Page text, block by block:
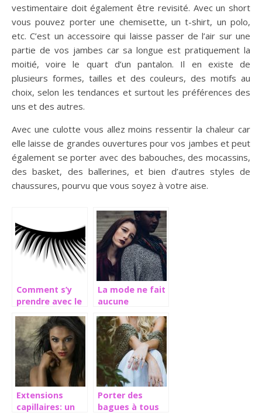
vestimentaire doit également être revisité. Avec un short
vous pouvez porter une chemisette, un t-shirt, un polo,
etc. C’est un accessoire qui laisse passer de l’air sur une
partie de vos jambes car sa longue est pratiquement la
moitié, voire le quart d’un pantalon. Il en existe de
plusieurs formes, tailles et des couleurs, des motifs au
choix, selon les tendances et surtout les préférences des
uns et des autres.
Avec une culotte vous allez moins ressentir la chaleur car
elle laisse de grandes ouvertures pour vos jambes et peut
également se porter avec des babouches, des mocassins,
des basket, des ballerines, et bien d’autres styles de
chaussures, pourvu que vous soyez à votre aise.
Comment s’y
prendre avec le
faux cils?
La mode ne fait
aucune
race
Extensions
capillaires: un
Porter des
bagues à tous